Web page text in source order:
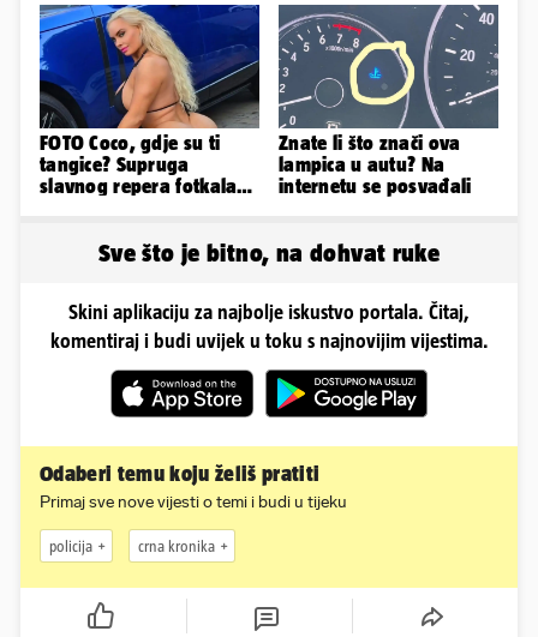
FOTO Coco, gdje su ti
tangice? Supruga
slavnog repera fotkala
Znate li što znači ova
lampica u autu? Na
internetu se posvađali
Sve što je bitno, na dohvat ruke
Skini aplikaciju za najbolje iskustvo portala. Čitaj,
komentiraj i budi uvijek u toku s najnovijim vijestima.
Odaberi temu koju želiš pratiti
Primaj sve nove vijesti o temi i budi u tijeku
policija crna kronika